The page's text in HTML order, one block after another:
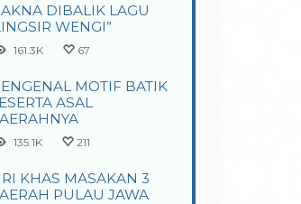
DIBALIK LAGU
WENGI”
161.3K 67
MOTIF BATIK
ASAL
135.1K 211
KHAS MASAKAN 3
PULAU JAWA